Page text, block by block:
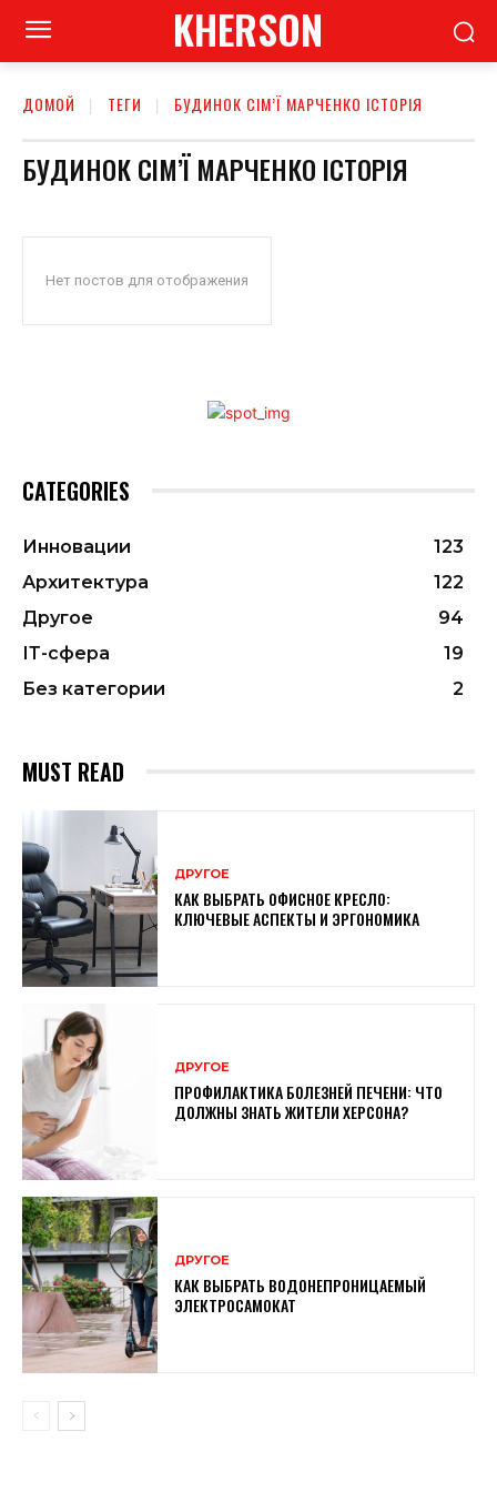
KHERSON
ДОМОЙ ТЕГИ БУДИНОК СІМ’Ї МАРЧЕНКО ІСТОРІЯ
БУДИНОК СІМ’Ї МАРЧЕНКО ІСТОРІЯ
Нет постов для отображения
CATEGORIES
Инновации
123
Архитектура
122
Другое
94
ІТ-сфера
19
Без категории
2
MUST READ
ДРУГОЕ
КАК ВЫБРАТЬ ОФИСНОЕ КРЕСЛО:
КЛЮЧЕВЫЕ АСПЕКТЫ И ЭРГОНОМИКА
ДРУГОЕ
ПРОФИЛАКТИКА БОЛЕЗНЕЙ ПЕЧЕНИ: ЧТО
ДОЛЖНЫ ЗНАТЬ ЖИТЕЛИ ХЕРСОНА?
ДРУГОЕ
КАК ВЫБРАТЬ ВОДОНЕПРОНИЦАЕМЫЙ
ЭЛЕКТРОСАМОКАТ